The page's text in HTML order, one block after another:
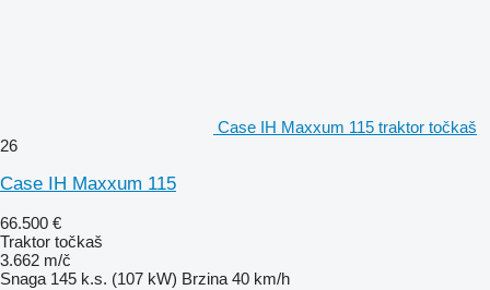
Case IH Maxxum 115 traktor točkaš
26
Case IH Maxxum 115
66.500 €
Traktor točkaš
3.662 m/č
Snaga 145 k.s. (107 kW) Brzina 40 km/h